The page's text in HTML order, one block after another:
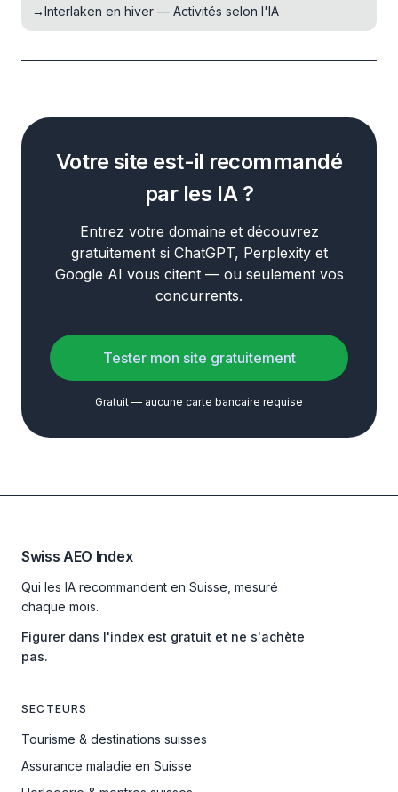
→Interlaken en hiver — Activités selon l'IA
Votre site est-il recommandé
par les IA ?
Entrez votre domaine et découvrez
gratuitement si ChatGPT, Perplexity et
Google AI vous citent — ou seulement vos
concurrents.
Tester mon site gratuitement
Gratuit — aucune carte bancaire requise
Swiss AEO Index
Qui les IA recommandent en Suisse, mesuré
chaque mois.
Figurer dans l'index est gratuit et ne s'achète
pas.
SECTEURS
Tourisme & destinations suisses
Assurance maladie en Suisse